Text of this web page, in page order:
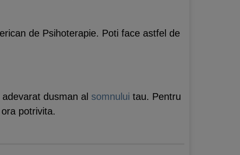
de Psihoterapie. Poti face astfel de
dusman al somnului tau. Pentru
potrivita.